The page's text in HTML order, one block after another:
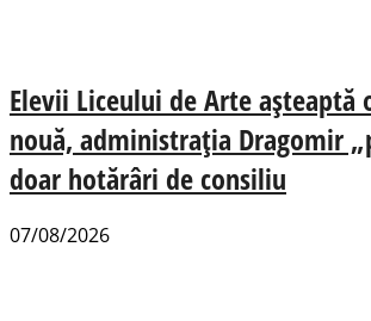
Elevii Liceului de Arte așteaptă
nouă, administrația Dragomir
doar hotărâri de consiliu
07/08/2026